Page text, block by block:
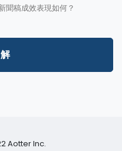
聞稿成效表現如何？
Aotter Inc.